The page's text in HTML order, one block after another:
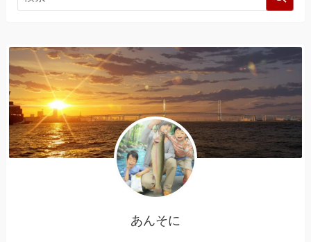
あんそに